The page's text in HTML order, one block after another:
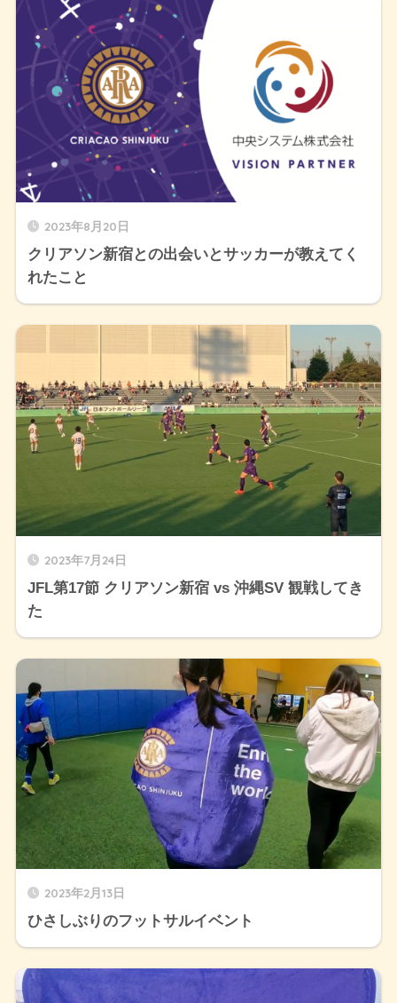
2023年8月20日
クリアソン新宿との出会いとサッカーが教えてく
れたこと
2023年7月24日
JFL第17節 クリアソン新宿 vs 沖縄SV 観戦してき
た
2023年2月13日
ひさしぶりのフットサルイベント